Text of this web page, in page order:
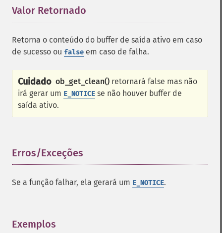
Valor Retornado
Retorna o conteúdo do buffer de saída ativo em caso
de sucesso ou false em caso de falha.
Cuidado ob_get_clean() retornará false mas não
irá gerar um E_NOTICE se não houver buffer de
saída ativo.
Erros/Exceções
Se a função falhar, ela gerará um E_NOTICE.
Exemplos